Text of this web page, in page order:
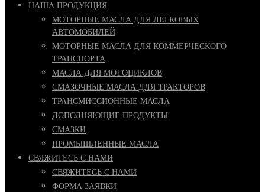
НАША ПРОДУКЦИЯ
МОТОРНЫЕ МАСЛА ДЛЯ ЛЕГКОВЫХ
АВТОМОБИЛЕЙ
МОТОРНЫЕ МАСЛА ДЛЯ КОММЕРЧЕСКОГО
ТРАНСПОРТА
МАСЛА ДЛЯ МОТОЦИКЛОВ
СМАЗОЧНЫЕ МАСЛА ДЛЯ ТРАКТОРОВ
ТРАНСМИССИОННЫЕ МАСЛА
ДОПОЛНЯЮЩИЕ ПРОДУКТЫ
СМАЗКИ
ПРОМЫШЛЕННЫЕ МАСЛА
СВЯЖИТЕСЬ С НАМИ
СВЯЖИТЕСЬ С НАМИ
ФОРМА ЗАЯВКИ